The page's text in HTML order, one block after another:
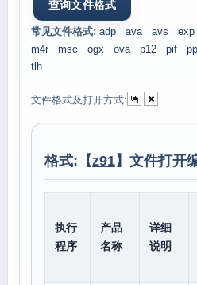
常见文件格式: adp ava avs exp
m4r
msc ogx ova p12 pif
tlh
文件格式及打开方式:
格式:【z91】文件打开
执行
程序
产品
名称
详细
说明